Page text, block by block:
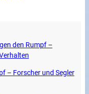
den Rumpf –
– Forscher und Segler